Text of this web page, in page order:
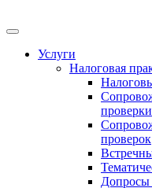
Меню
Услуги
Налоговая
проверки
проверок
Допросы